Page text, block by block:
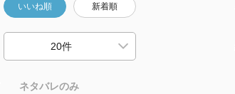
いいね順 新着順
ネタバレのみ